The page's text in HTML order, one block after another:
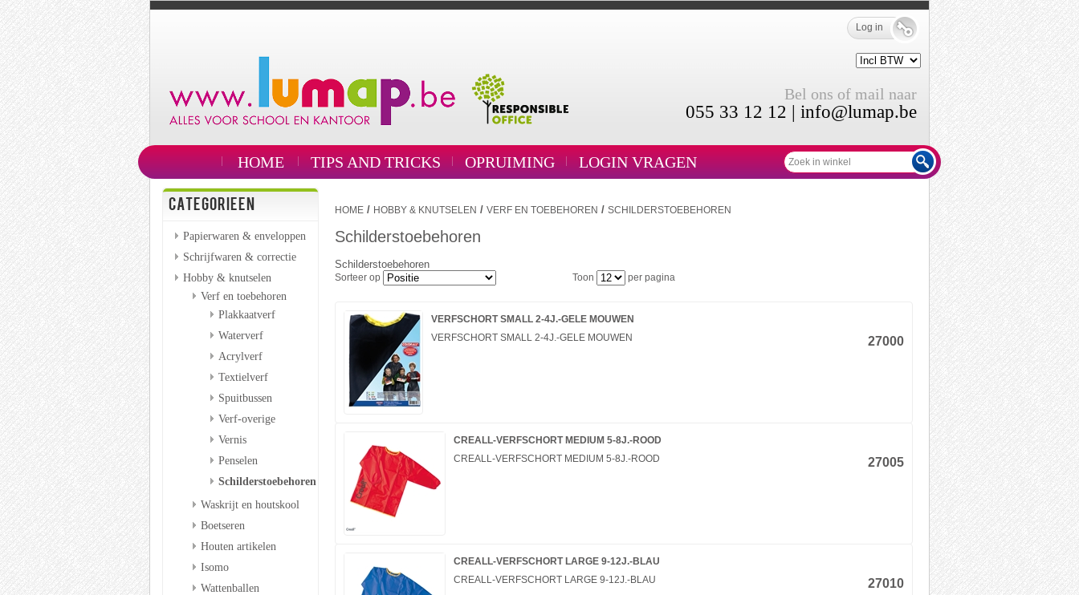
Log in
Bel ons of mail naar
055 33 12 12 | info@lumap.be
HOME TIPS AND TRICKS OPRUIMING LOGIN VRAGEN
CATEGORIEEN
Papierwaren & enveloppen
Schrijfwaren & correctie
Hobby & knutselen
Verf en toebehoren
Plakkaatverf
Waterverf
Acrylverf
Textielverf
Spuitbussen
Verf-overige
Vernis
Penselen
Schilderstoebehoren
Waskrijt en houtskool
Boetseren
Houten artikelen
Isomo
Wattenballen
HOME / HOBBY & KNUTSELEN / VERF EN TOEBEHOREN / SCHILDERSTOEBEHOREN
Schilderstoebehoren
Schilderstoebehoren
Sorteer op Toon per pagina
VERFSCHORT SMALL 2-4J.-GELE MOUWEN
VERFSCHORT SMALL 2-4J.-GELE MOUWEN
27000
CREALL-VERFSCHORT MEDIUM 5-8J.-ROOD
CREALL-VERFSCHORT MEDIUM 5-8J.-ROOD
27005
CREALL-VERFSCHORT LARGE 9-12J.-BLAU
CREALL-VERFSCHORT LARGE 9-12J.-BLAU
27010